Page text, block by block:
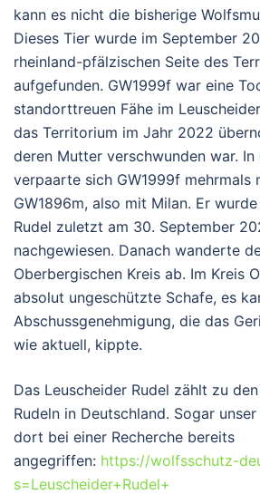
kann es nicht die bisherige
Dieses Tier wurde im September
rheinland-pfälzischen Seite des
aufgefunden. GW1999f war eine
standorttreuen Fähe im
das Territorium im Jahr 2022
deren Mutter verschwunden war. In
verpaarte sich GW1999f mehrmals
GW1896m, also mit Milan. Er
Rudel zuletzt am 30. September
nachgewiesen. Danach wanderte
Oberbergischen Kreis ab. Im Kreis
absolut ungeschützte Schafe, es
Abschussgenehmigung, die das
wie aktuell, kippte.
Das Leuscheider Rudel zählt zu
Rudeln in Deutschland. Sogar
dort bei einer Recherche bereits
angegriffen: https://wolfsschutz-
s=Leuscheider+Rudel+